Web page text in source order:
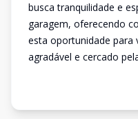
busca tranquilidade e
garagem, oferecendo
esta oportunidade para
agradável e cercado